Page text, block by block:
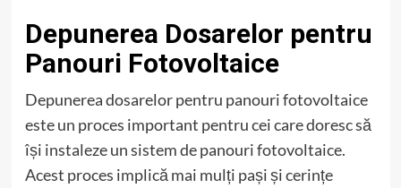
Depunerea Dosarelor pentru
Panouri Fotovoltaice
Depunerea dosarelor pentru panouri fotovoltaice
este un proces important pentru cei care doresc să
își instaleze un sistem de panouri fotovoltaice.
Acest proces implică mai mulți pași și cerințe